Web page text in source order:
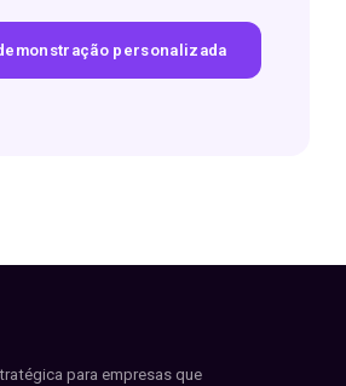
personalizada
para empresas que